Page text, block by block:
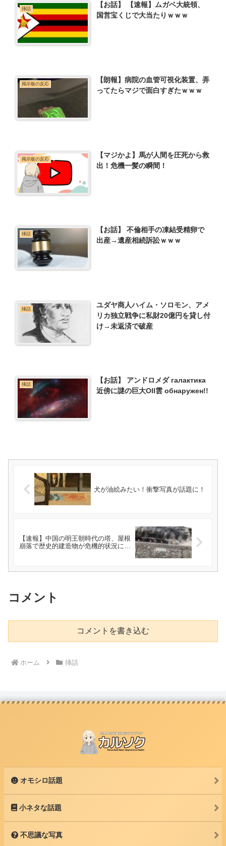
挿話
【お話】 【速報】ムガベ大統領、
国営宝くじで大当たりｗｗｗ
掲示板の反応
【朗報】病院の血管可視化装置、弄
ってたらマジで面白すぎたｗｗｗ
掲示板の反応
【マジかよ】馬が人間を圧死から救
出！危機一髪の瞬間！
挿話
【お話】 不倫相手の凍結受精卵で
出産→遺産相続訴訟ｗｗｗ
挿話
ユダヤ商人ハイム・ソロモン、アメ
リカ独立戦争に私財20億円を貸し付
け→未返済で破産
挿話
【お話】 アンドロメダ галактика
近傍に謎の巨大OII雲 обнаружен!!
犬が油絵みたい！衝撃写真が話題に！
【速報】中国の明王朝時代の塔、屋根
崩落で歴史的建造物が危機的状況に…
コメント
コメントを書き込む
ホーム 挿話
オモシロ話題
小ネタな話題
不思議な写真